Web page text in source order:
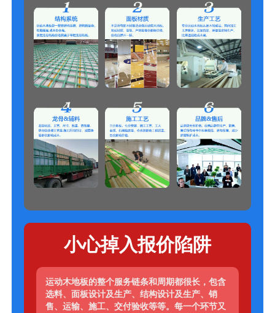
小心掉入报价陷阱
运动木地板的整个服务链条和周期都很长，包含
选料、面板设计及生产、结构设计及生产、销
售、运输、施工、交付验收等等。每一个环节又